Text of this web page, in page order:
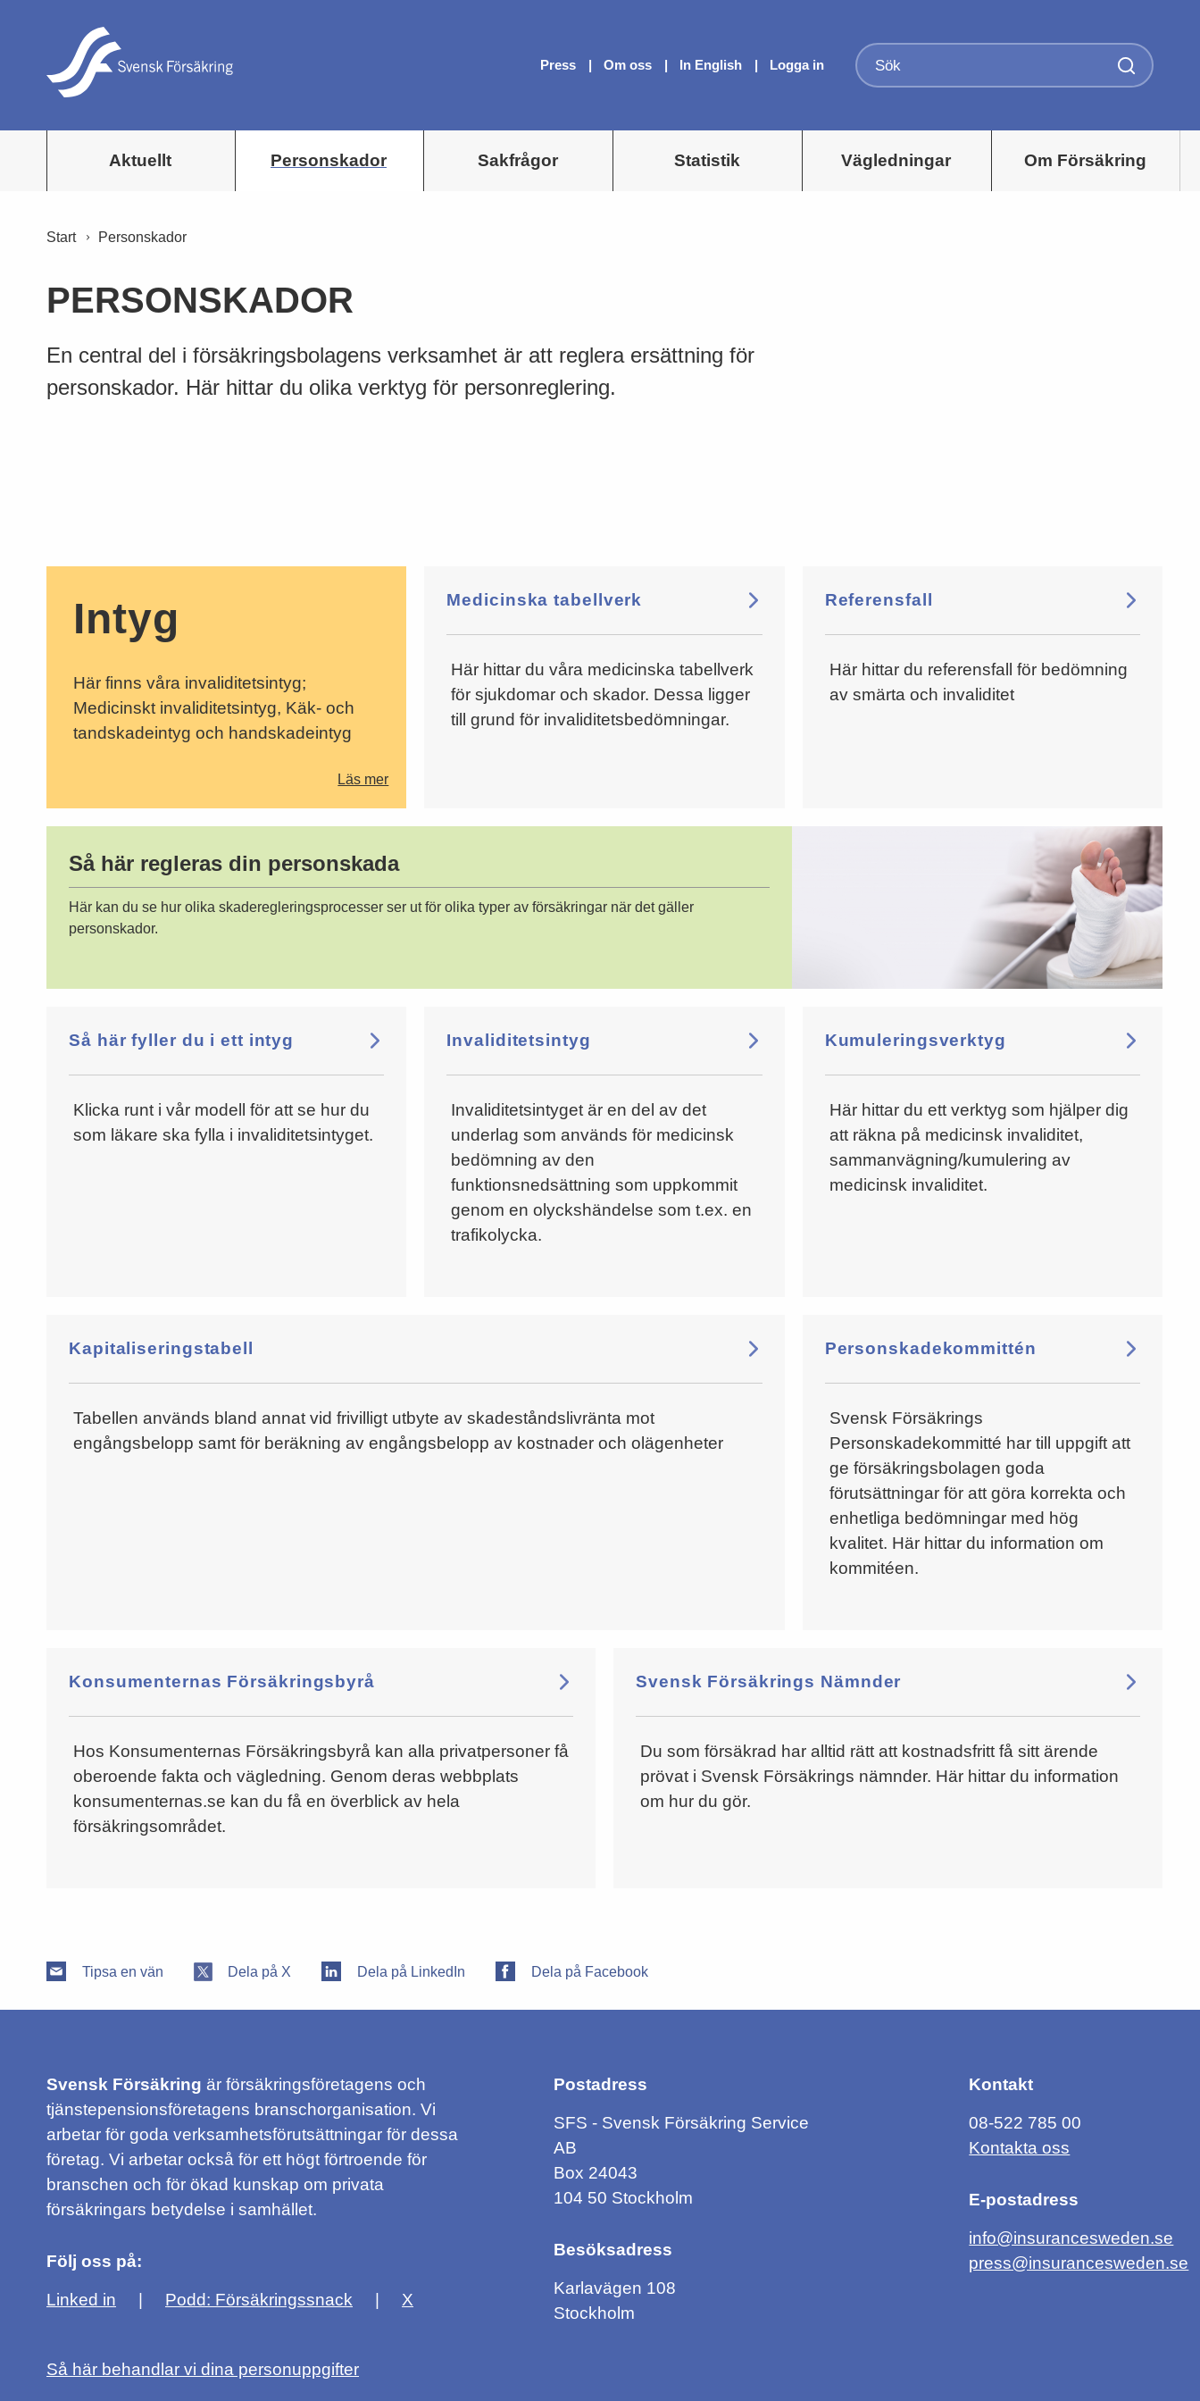
Press Om oss In English Logga in
Aktuellt Personskador Sakfrågor Statistik Vägledningar Om Försäkring
Start Personskador
PERSONSKADOR
En central del i försäkringsbolagens verksamhet är att reglera ersättning för
personskador. Här hittar du olika verktyg för personreglering.
Intyg
Här finns våra invaliditetsintyg;
Medicinskt invaliditetsintyg, Käk- och
tandskadeintyg och handskadeintyg
Läs mer
Medicinska tabellverk
Här hittar du våra medicinska tabellverk
för sjukdomar och skador. Dessa ligger
till grund för invaliditetsbedömningar.
Referensfall
Här hittar du referensfall för bedömning
av smärta och invaliditet
Så här regleras din personskada
Här kan du se hur olika skaderegleringsprocesser ser ut för olika typer av försäkringar när det gäller
personskador.
Så här fyller du i ett intyg
Klicka runt i vår modell för att se hur du
som läkare ska fylla i invaliditetsintyget.
Invaliditetsintyg
Invaliditetsintyget är en del av det
underlag som används för medicinsk
bedömning av den
funktionsnedsättning som uppkommit
genom en olyckshändelse som t.ex. en
trafikolycka.
Kumuleringsverktyg
Här hittar du ett verktyg som hjälper dig
att räkna på medicinsk invaliditet,
sammanvägning/kumulering av
medicinsk invaliditet.
Kapitaliseringstabell
Tabellen används bland annat vid frivilligt utbyte av skadeståndslivränta mot
engångsbelopp samt för beräkning av engångsbelopp av kostnader och olägenheter
Personskadekommittén
Svensk Försäkrings
Personskadekommitté har till uppgift att
ge försäkringsbolagen goda
förutsättningar för att göra korrekta och
enhetliga bedömningar med hög
kvalitet. Här hittar du information om
kommitéen.
Konsumenternas Försäkringsbyrå
Hos Konsumenternas Försäkringsbyrå kan alla privatpersoner få
oberoende fakta och vägledning. Genom deras webbplats
konsumenternas.se kan du få en överblick av hela
försäkringsområdet.
Svensk Försäkrings Nämnder
Du som försäkrad har alltid rätt att kostnadsfritt få sitt ärende
prövat i Svensk Försäkrings nämnder. Här hittar du information
om hur du gör.
Tipsa en vän Dela på X Dela på LinkedIn Dela på Facebook
Svensk Försäkring är försäkringsföretagens och
tjänstepensionsföretagens branschorganisation. Vi
arbetar för goda verksamhetsförutsättningar för dessa
företag. Vi arbetar också för ett högt förtroende för
branschen och för ökad kunskap om privata
försäkringars betydelse i samhället.
Följ oss på:
Linked in Podd: Försäkringssnack X
Postadress
SFS - Svensk Försäkring Service
AB
Box 24043
104 50 Stockholm
Besöksadress
Karlavägen 108
Stockholm
Kontakt
08-522 785 00
Kontakta oss
E-postadress
info@insurancesweden.se
press@insurancesweden.se
Så här behandlar vi dina personuppgifter